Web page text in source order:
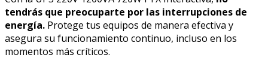
tendrás que preocuparte por las interrupciones de
energía. Protege tus equipos de manera efectiva y
asegura su funcionamiento continuo, incluso en los
momentos más críticos.